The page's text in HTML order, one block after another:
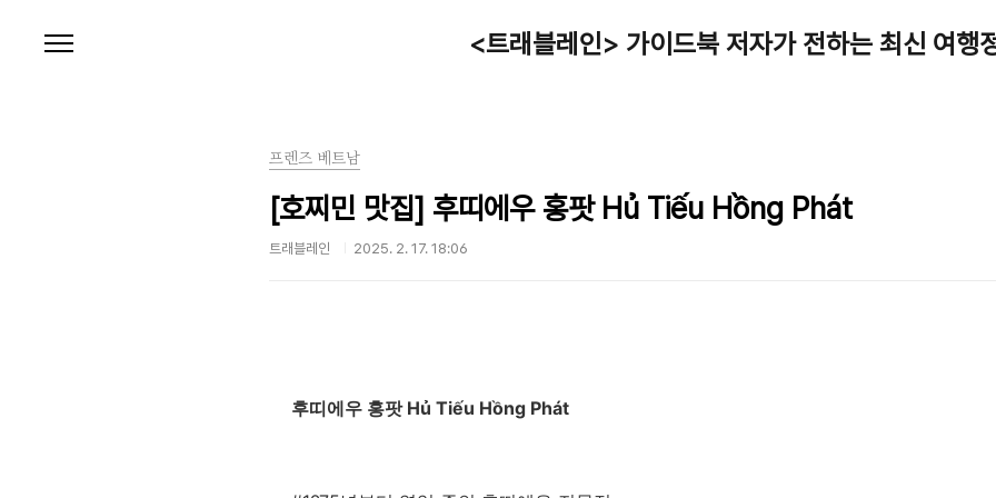
<트래블레인> 가이드북 저자가 전하는 최신 여행
프렌즈 베트남
[호찌민 맛집] 후띠에우 홍팟 Hủ Tiếu Hồng Phát
트래블레인 2025. 2. 17. 18:06
후띠에우 홍팟 Hủ Tiếu Hồng Phát